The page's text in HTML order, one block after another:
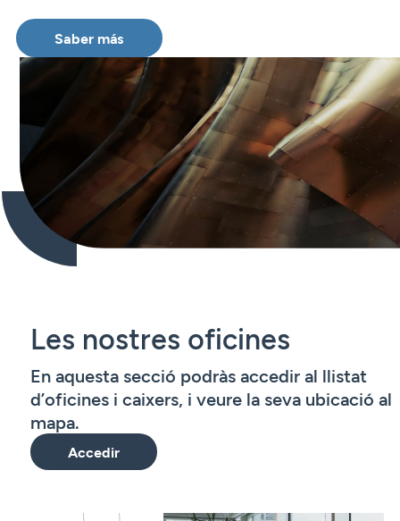
Saber más
Les nostres oficines
En aquesta secció podràs accedir al llistat
d’oficines i caixers, i veure la seva ubicació al
mapa.
Accedir